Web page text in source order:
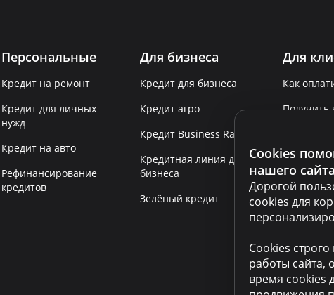
Cookies
нашего
Дорогой
cookies для
Cookies
работы сайта,
время cookies
Персональные
Кредит на ремонт
Кредит для личных
нужд
Кредит на авто
Рефинансирование
кредитов
Для бизнеса
Кредит для бизнеса
Кредит агро
Кредит Business Rapid
Кредитная линия для
бизнеса
Зелёный кредит
Для
Как
Получить
Условия
Условия
Политика
Политика
Продажа